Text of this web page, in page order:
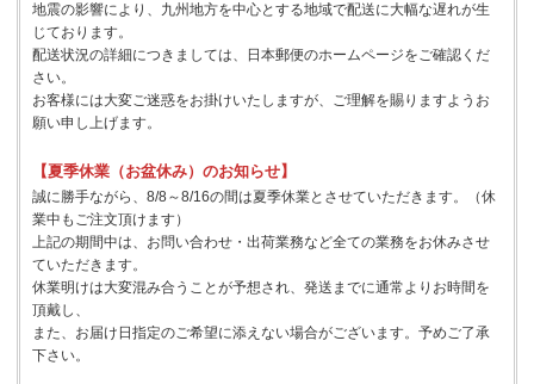
地震の影響により、九州地方を中心とする地域で配送に大幅な遅れが生
じております。
配送状況の詳細につきましては、日本郵便のホームページをご確認くだ
さい。
お客様には大変ご迷惑をお掛けいたしますが、ご理解を賜りますようお
願い申し上げます。
【夏季休業（お盆休み）のお知らせ】
誠に勝手ながら、8/8～8/16の間は夏季休業とさせていただきます。（休
業中もご注文頂けます）
上記の期間中は、お問い合わせ・出荷業務など全ての業務をお休みさせ
ていただきます。
休業明けは大変混み合うことが予想され、発送までに通常よりお時間を
頂戴し、
また、お届け日指定のご希望に添えない場合がございます。予めご了承
下さい。